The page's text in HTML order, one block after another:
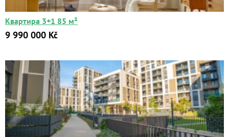
Квартиры
Дома
Новостройки
Квартира 3+1 85 м²
9 990 000 Kč